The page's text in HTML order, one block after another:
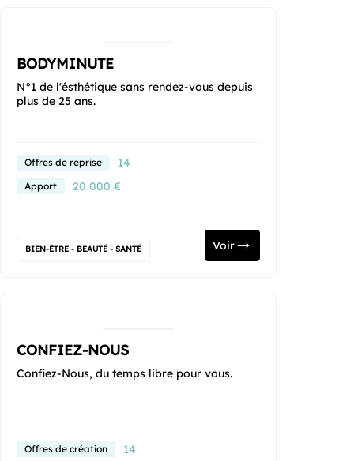
BODYMINUTE
N°1 de l'ésthétique sans rendez-vous depuis
plus de 25 ans.
Offres de reprise 14
Apport 20 000 €
BIEN-ÊTRE - BEAUTÉ - SANTÉ Voir
CONFIEZ-NOUS
Confiez-Nous, du temps libre pour vous.
Offres de création 14